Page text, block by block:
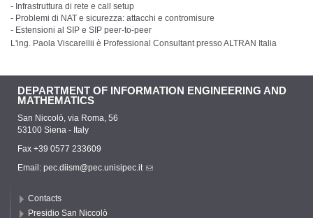
- Infrastruttura di rete e call setup
- Problemi di NAT e sicurezza: attacchi e contromisure
- Estensioni al SIP e SIP peer-to-peer
L'ing. Paola Viscarellii è Professional Consultant presso ALTRAN Italia
DEPARTMENT OF INFORMATION ENGINEERING AND
MATHEMATICS
San Niccolò, via Roma, 56
53100 Siena - Italy
Fax +39 0577 233609
Email: pec.diism@pec.unisipec.it
Contacts
Presidio San Niccolò